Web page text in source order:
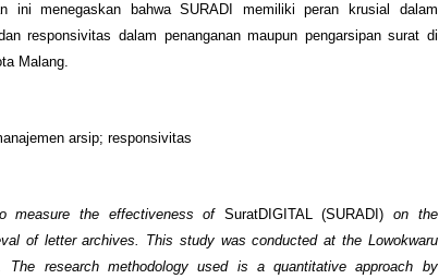
ini menegaskan bahwa SURADI memiliki peran krusial dalam
responsivitas dalam penanganan maupun pengarsipan surat di
Malang.
arsip; responsivitas
measure the effectiveness of SuratDIGITAL (SURADI) on the
of letter archives. This study was conducted at the Lowokwaru
The research methodology used is a quantitative approach by